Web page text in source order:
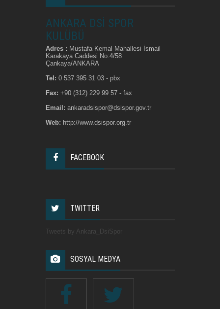
ANKARA DSİ SPOR
KULÜBÜ
Adres : Mustafa Kemal Mahallesi İsmail
Karakaya Caddesi No:4/58
Çankaya/ANKARA
Tel: 0 537 395 31 03 - pbx
Fax: +90 (312) 229 99 57 - fax
Email: ankaradsispor@dsispor.gov.tr
Web: http://www.dsispor.org.tr
FACEBOOK
TWITTER
Tweets by Ankara_DsiSpor
SOSYAL MEDYA